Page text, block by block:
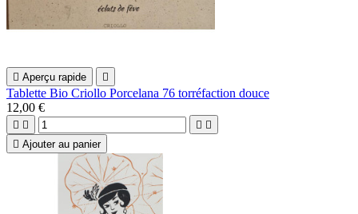
 Aperçu rapide 
Tablette Bio Criollo Porcelana 76 torréfaction douce
12,00 €
   
 Ajouter au panier